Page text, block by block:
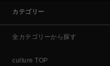
カテゴリー
全カテゴリーから探す
culture TOP